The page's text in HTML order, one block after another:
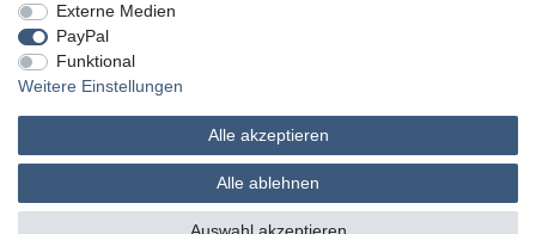
MATHES Werkzeuge und Maschinen
Externe Medien
PayPal
Funktional
Weitere Einstellungen
Alle akzeptieren
Alle ablehnen